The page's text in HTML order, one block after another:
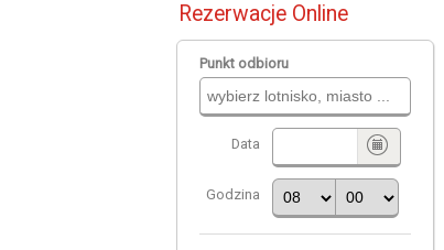
Rezerwacje Online
Punkt odbioru
Data
Godzina